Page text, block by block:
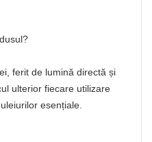
ferit de lumină directă și
ulterior fiecare utilizare
esențiale.